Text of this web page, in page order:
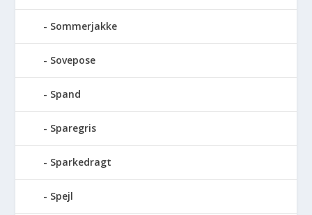
Sommerjakke
Sovepose
Spand
Sparegris
Sparkedragt
Spejl